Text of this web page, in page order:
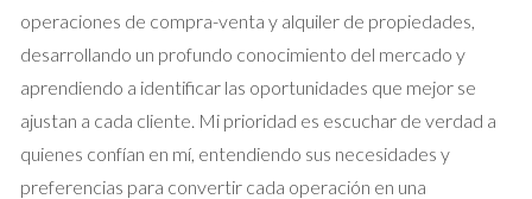
de caso que ilustran diferentes contextos en los que esta
opción ha sido exitosa.
Estudio de Caso 1: La familia Pérez
La familia Pérez, de Madrid, decidió vender la nuda propiedad
de su vivienda habitual para financiar la educación universitaria
operaciones de compra-venta y alquiler de propiedades,
desarrollando un profundo conocimiento del mercado y
aprendiendo a identificar las oportunidades que mejor se
ajustan a cada cliente. Mi prioridad es escuchar de verdad a
quienes confían en mí, entendiendo sus necesidades y
preferencias para convertir cada operación en una